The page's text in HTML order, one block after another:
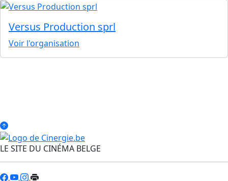
Versus Production sprl
Voir l'organisation
LE SITE DU CINÉMA BELGE